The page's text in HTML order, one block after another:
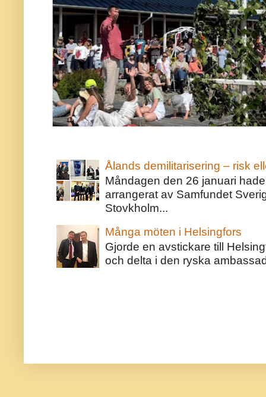
Ålands demilitarisering – risk
Måndagen den 26 januari
arrangerat av Samfundet
Stovkholm...
Många möten i Helsingfors
Gjorde en avstickare till
och delta i den ryska